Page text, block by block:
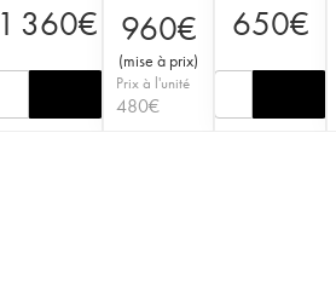
1 360€ 960€
(mise à prix)
Prix à l'unité
480€
650€